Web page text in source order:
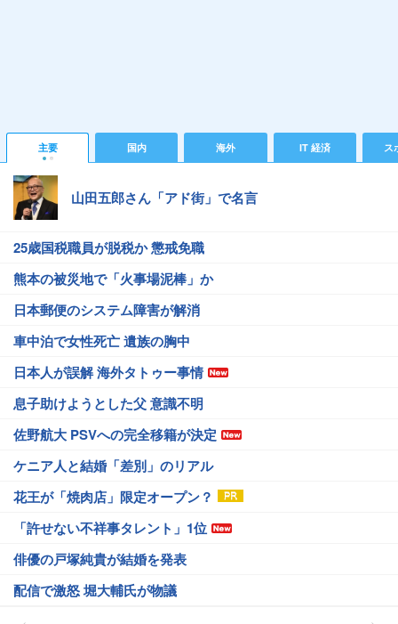
主要 国内 海外 IT 経済 ス
山田五郎さん「アド街」で名言
25歳国税職員が脱税か 懲戒免職
熊本の被災地で「火事場泥棒」か
日本郵便のシステム障害が解消
車中泊で女性死亡 遺族の胸中
日本人が誤解 海外タトゥー事情
息子助けようとした父 意識不明
佐野航大 PSVへの完全移籍が決定
ケニア人と結婚「差別」のリアル
花王が「焼肉店」限定オープン？
「許せない不祥事タレント」1位
俳優の戸塚純貴が結婚を発表
配信で激怒 堀大輔氏が物議